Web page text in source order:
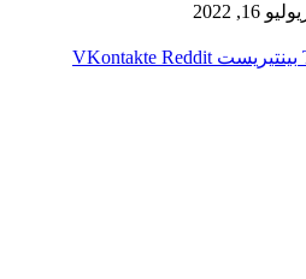
يوليو 16, 2022
بينتيريست